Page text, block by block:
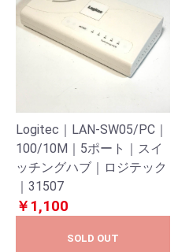
Logitec｜LAN-SW05/PC｜
100/10M｜5ポート｜スイ
ッチングハブ｜ロジテック
｜31507
￥1,100
SOLD OUT